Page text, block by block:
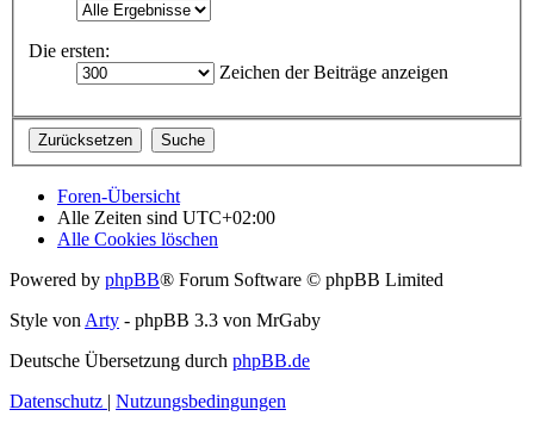
Die ersten:
Zeichen der Beiträge anzeigen
Foren-Übersicht
Alle Zeiten sind UTC+02:00
Alle Cookies löschen
Powered by phpBB® Forum Software © phpBB Limited
Style von Arty - phpBB 3.3 von MrGaby
Deutsche Übersetzung durch phpBB.de
Datenschutz | Nutzungsbedingungen